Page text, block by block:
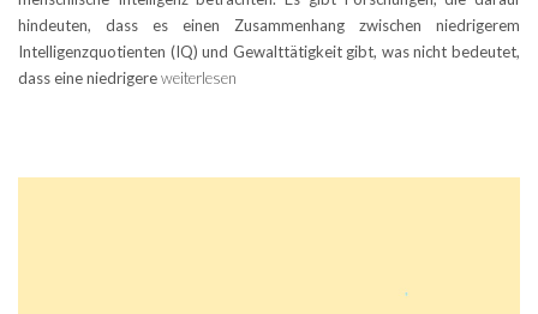
hindeuten, dass es einen Zusammenhang zwischen niedrigerem
Intelligenzquotienten (IQ) und Gewalttätigkeit gibt, was nicht bedeutet,
dass eine niedrigereweiterlesen